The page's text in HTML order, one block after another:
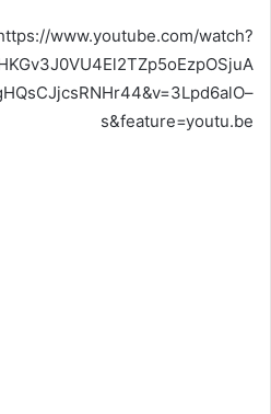
www.youtube.com/watch?
s&feature=youtu.be